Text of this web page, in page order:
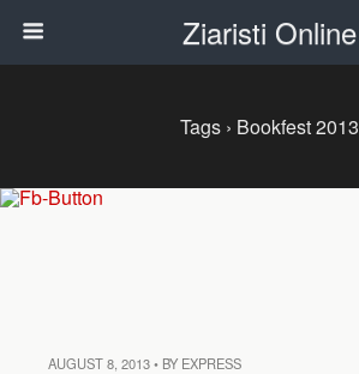
Ziaristi Online
Tags › Bookfest 2013
AUGUST 8, 2013 • BY EXPRESS